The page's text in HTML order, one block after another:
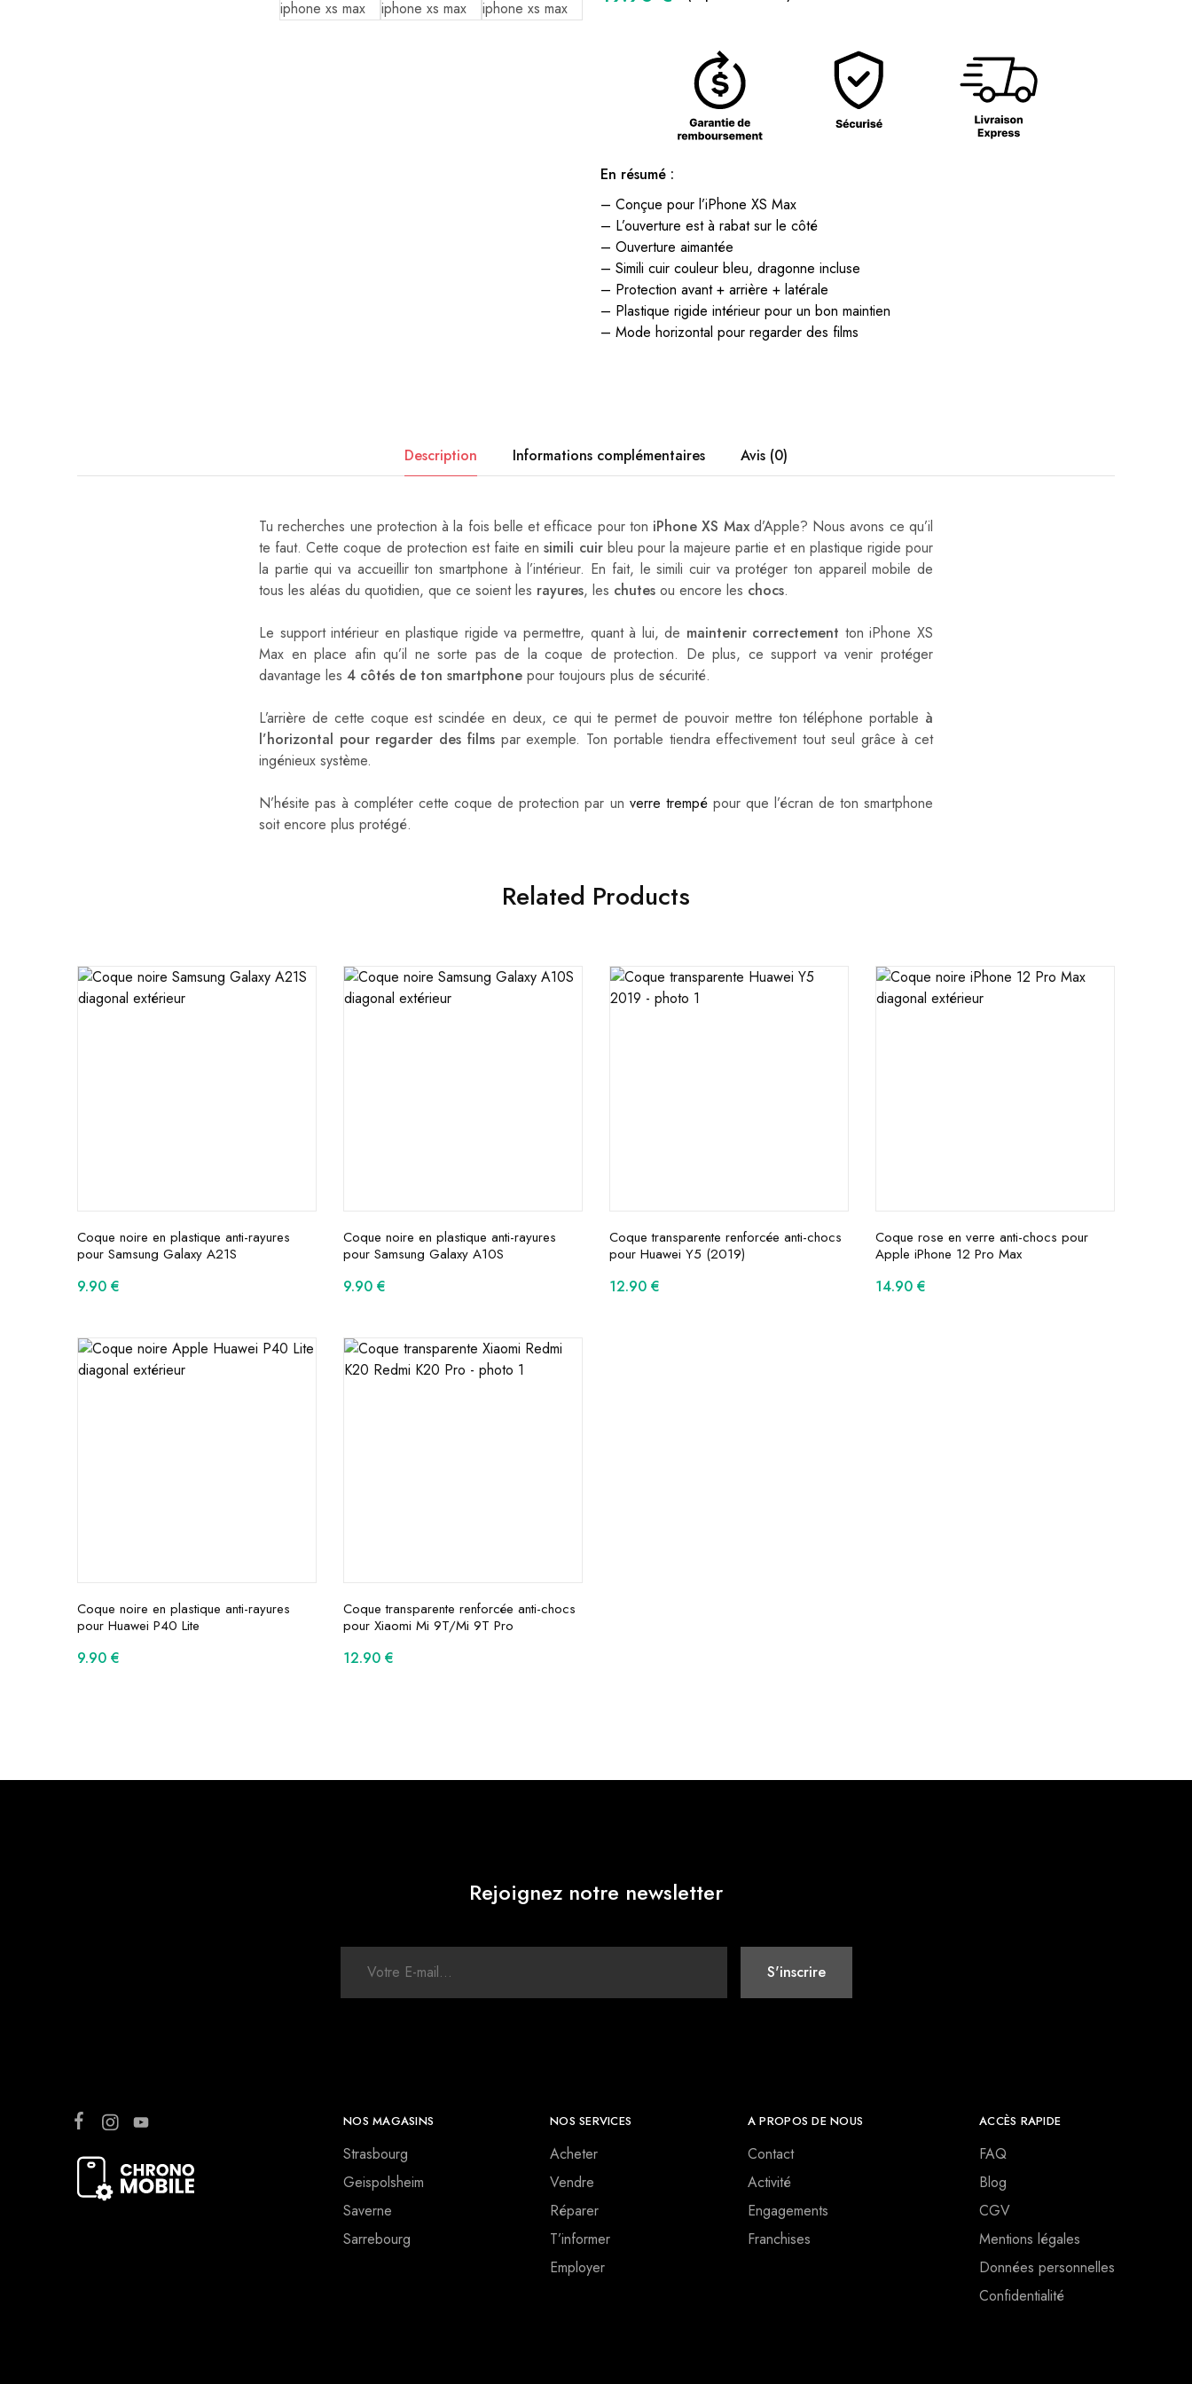
En résumé :
– Conçue pour l’iPhone XS Max
– L’ouverture est à rabat sur le côté
– Ouverture aimantée
– Simili cuir couleur bleu, dragonne incluse
– Protection avant + arrière + latérale
– Plastique rigide intérieur pour un bon maintien
– Mode horizontal pour regarder des films
Description Informations complémentaires Avis (0)
Tu recherches une protection à la fois belle et efficace pour ton iPhone XS Max d’Apple? Nous avons ce qu’il
te faut. Cette coque de protection est faite en simili cuirbleu pour la majeure partie et en plastique rigide pour
la partie qui va accueillir ton smartphone à l’intérieur. En fait, le simili cuir va protéger ton appareil mobile de
tous les aléas du quotidien, que ce soient les rayures, les chutes ou encore les chocs.
Le support intérieur en plastique rigide va permettre, quant à lui, de maintenir correctement ton iPhone XS
Max en place afin qu’il ne sorte pas de la coque de protection. De plus, ce support va venir protéger
davantage les 4 côtés de ton smartphone pour toujours plus de sécurité.
L’arrière de cette coque est scindée en deux, ce qui te permet de pouvoir mettre ton téléphone portable à
l’horizontal pour regarder des filmspar exemple. Ton portable tiendra effectivement tout seul grâce à cet
ingénieux système.
N’hésite pas à compléter cette coque de protection par un verre trempépour que l’écran de ton smartphone
soit encore plus protégé.
Related Products
Coque noire en plastique anti-rayures
pour Samsung Galaxy A21S
9.90 €
Coque noire en plastique anti-rayures
pour Samsung Galaxy A10S
9.90 €
Coque transparente renforcée anti-chocs
pour Huawei Y5 (2019)
12.90 €
Coque rose en verre anti-chocs pour
Apple iPhone 12 Pro Max
14.90 €
Coque noire en plastique anti-rayures
pour Huawei P40 Lite
9.90 €
Coque transparente renforcée anti-chocs
pour Xiaomi Mi 9T/Mi 9T Pro
12.90 €
Rejoignez notre newsletter
NOS MAGASINS
Strasbourg
Geispolsheim
Saverne
Sarrebourg
NOS SERVICES
Acheter
Vendre
Réparer
T’informer
Employer
A PROPOS DE NOUS
Contact
Activité
Engagements
Franchises
ACCÈS RAPIDE
FAQ
Blog
CGV
Mentions légales
Données personnelles
Confidentialité